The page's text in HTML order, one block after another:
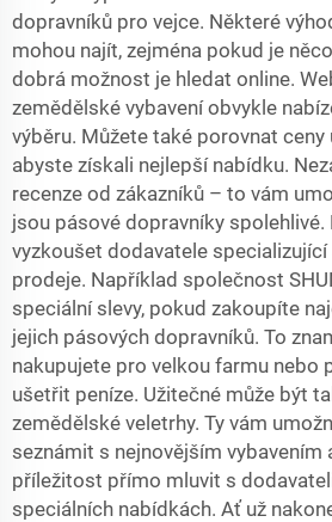
dopravníků pro vejce. Některé
mohou najít, zejména pokud je
dobrá možnost je hledat online.
zemědělské vybavení obvykle
výběru. Můžete také porovnat ceny
abyste získali nejlepší nabídku.
recenze od zákazníků – to vám
jsou pásové dopravníky spolehlivé.
vyzkoušet dodavatele
prodeje. Například společnost
speciální slevy, pokud zakoupíte
jejich pásových dopravníků. To
nakupujete pro velkou farmu nebo
ušetřit peníze. Užitečné může být
zemědělské veletrhy. Ty vám
seznámit s nejnovějším vybavením
příležitost přímo mluvit s
speciálních nabídkách. Ať už